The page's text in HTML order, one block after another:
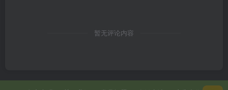
暂无评论内容